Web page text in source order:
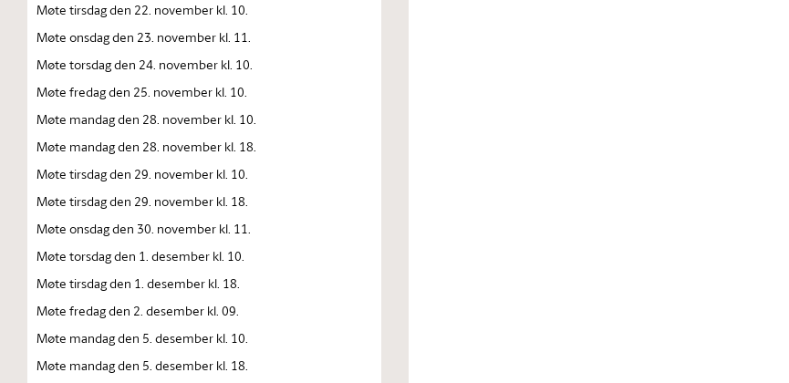
Møte tirsdag den 22. november kl. 10.
Møte onsdag den 23. november kl. 11.
Møte torsdag den 24. november kl. 10.
Møte fredag den 25. november kl. 10.
Møte mandag den 28. november kl. 10.
Møte mandag den 28. november kl. 18.
Møte tirsdag den 29. november kl. 10.
Møte tirsdag den 29. november kl. 18.
Møte onsdag den 30. november kl. 11.
Møte torsdag den 1. desember kl. 10.
Møte tirsdag den 1. desember kl. 18.
Møte fredag den 2. desember kl. 09.
Møte mandag den 5. desember kl. 10.
Møte mandag den 5. desember kl. 18.